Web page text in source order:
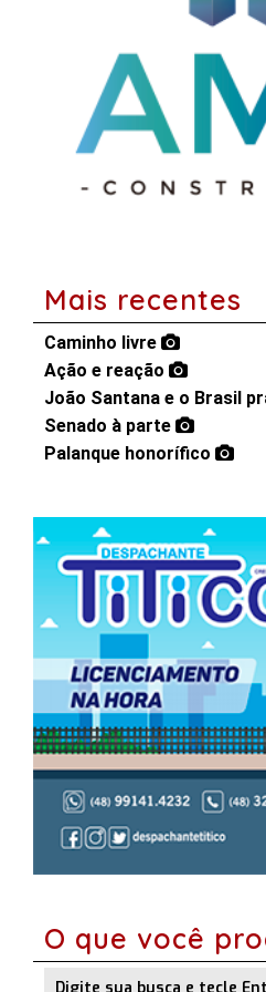
Mais recentes
Caminho livre
Ação e reação
João Santana e o Brasil
Senado à parte
Palanque honorífico
O que você